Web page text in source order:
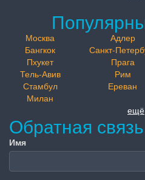
Москва Адлер
Бангкок
Санкт-
Пхукет
Прага
Тель-Авив
Рим
Стамбул
Ереван
Милан
ещё
Обратная связь
Имя